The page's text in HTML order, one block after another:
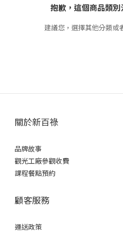
抱歉，這個商品類
建議您，選擇其他分類或
關於新百祿
品牌故事
觀光工廠參觀收費
課程餐點預約
顧客服務
運送政策